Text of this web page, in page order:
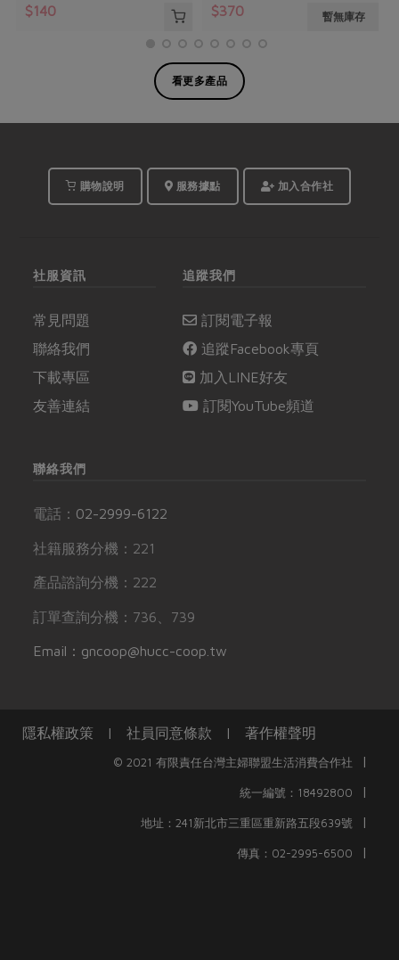
$140 $370 暫無庫存
看更多產品
購物說明 服務據點 加入合作社
社服資訊
常見問題
聯絡我們
下載專區
友善連結
追蹤我們
訂閱電子報
追蹤Facebook專頁
加入LINE好友
訂閱YouTube頻道
聯絡我們
電話： 02-2999-6122
社籍服務分機：221
產品諮詢分機：222
訂單查詢分機：736、739
Email：gncoop@hucc-coop.tw
隱私權政策 | 社員同意條款 | 著作權聲明
© 2021 有限責任台灣主婦聯盟生活消費合作社 |
統一編號：18492800 |
地址：241新北市三重區重新路五段639號 |
傳真：02-2995-6500 |